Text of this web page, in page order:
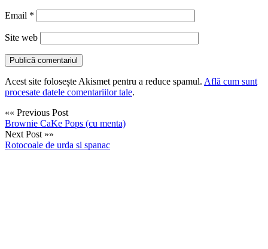
Email *
Site web
Acest site folosește Akismet pentru a reduce spamul. Află cum sunt
procesate datele comentariilor tale.
«« Previous Post
Brownie CaKe Pops (cu menta)
Next Post »»
Rotocoale de urda si spanac